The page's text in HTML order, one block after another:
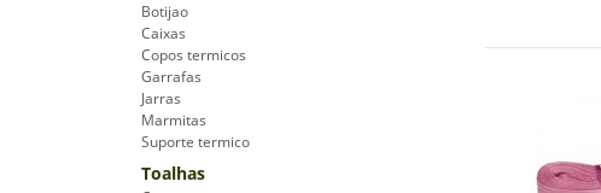
Botijao
Caixas
Copos termicos
Garrafas
Jarras
Marmitas
Suporte termico
Toalhas